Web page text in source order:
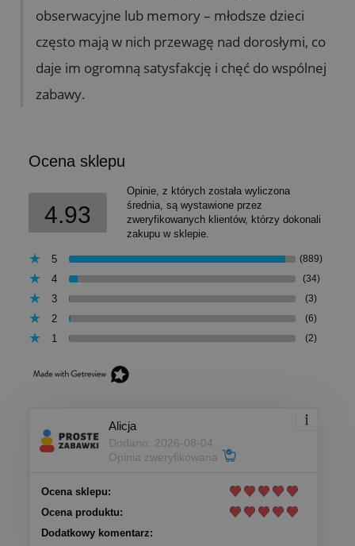
obserwacyjne lub memory – młodsze dzieci
często mają w nich przewagę nad dorosłymi, co
daje im ogromną satysfakcję i chęć do wspólnej
zabawy.
Ocena sklepu
4.93
Opinie, z których została wyliczona
średnia, są wystawione przez
zweryfikowanych klientów, którzy dokonali
zakupu w sklepie.
5 (889)
4 (34)
3 (3)
2 (6)
1 (2)
Alicja
Dodano: 2026-08-04
Opinia zweryfikowana
Ocena sklepu:
Ocena produktu:
Dodatkowy komentarz: